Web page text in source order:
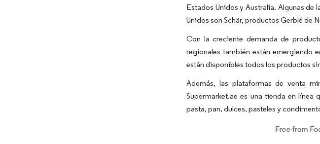
Estados Unidos y Australia. Algunas de
Unidos son Schär, productos Gerblé de
Con la creciente demanda de
regionales también están emergiendo
están disponibles todos los productos
Además, las plataformas de venta
Supermarket.ae es una tienda en
pasta, pan, dulces, pasteles y